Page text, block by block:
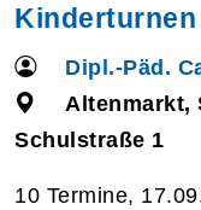
Dipl.-Päd.
Altenmarkt,
Schulstraße 1
10 Termine,